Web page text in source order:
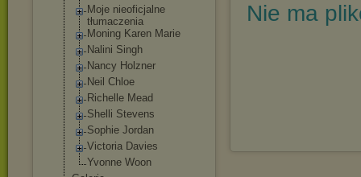
Moje nieoficjalne
tłumaczenia
Moning Karen Marie
Nalini Singh
Nancy Holzner
Neil Chloe
Richelle Mead
Shelli Stevens
Sophie Jordan
Victoria Davies
Yvonne Woon
Nie ma